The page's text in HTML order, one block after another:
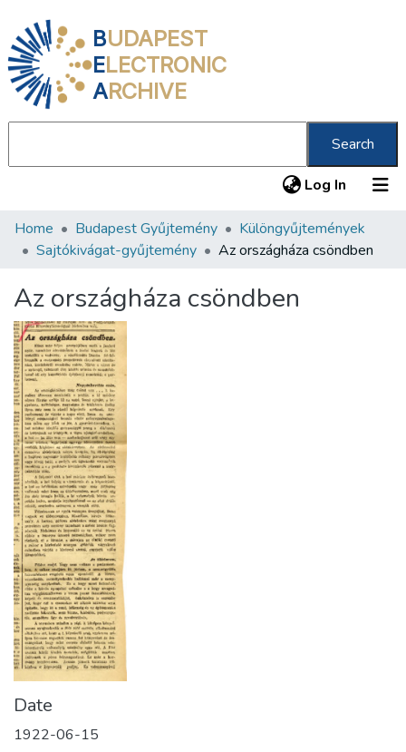
BUDAPEST
ELECTRONIC
ARCHIVE
Search
Log In (current)
Communities & Collections
Statistics
About us
Home Budapest Gyűjtemény
Különgyűjtemények
Sajtókivágat-gyűjtemény
Az országháza csöndben
Az országháza csöndben
Date
1922-06-15